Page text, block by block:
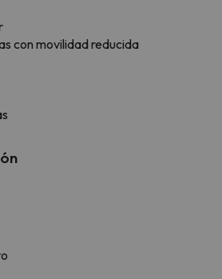
con movilidad reducida